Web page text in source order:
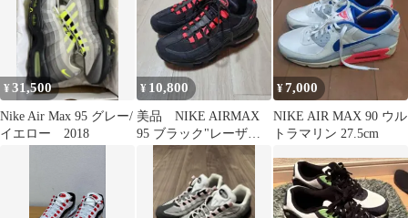
¥31,500
Nike Air Max 95 グレー/
イエロー 2018
¥ 10,800
美品 NIKE AIRMAX
95 ブラック"レーザー
クリムゾン" 24.5cm
¥7,000
NIKE AIR MAX 90 ウル
トラマリン 27.5cm